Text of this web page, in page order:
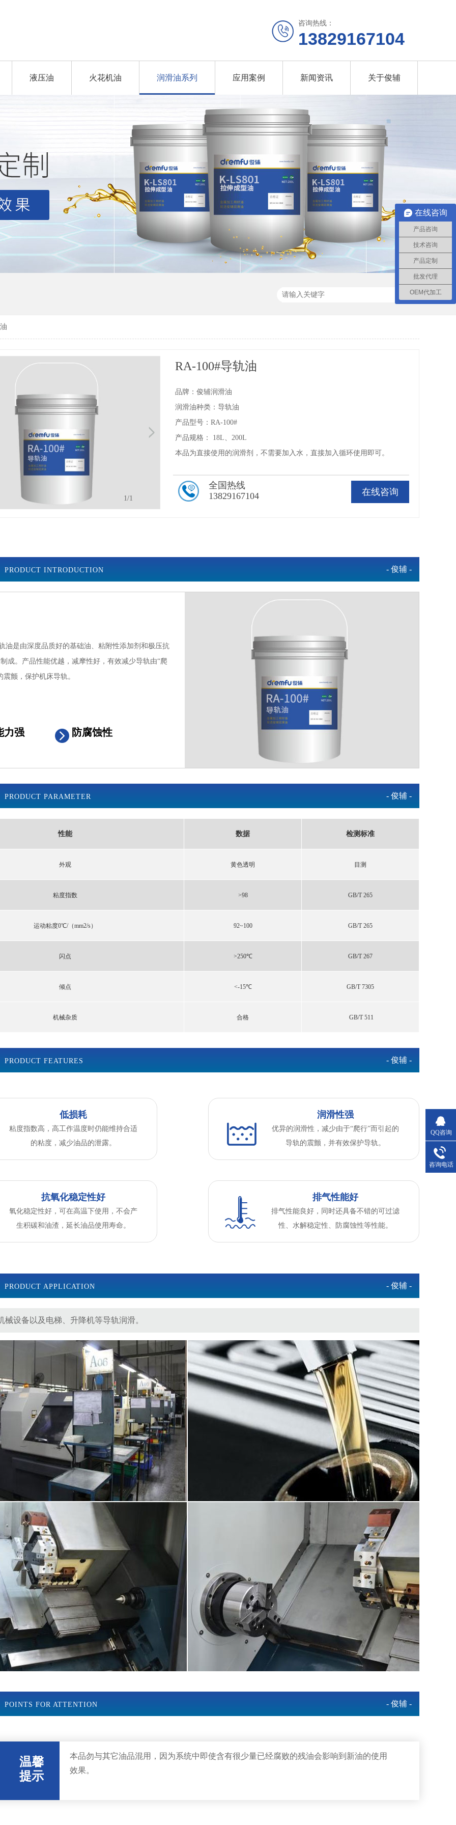
咨询热线：
13829167104
液压油 火花机油 润滑油系列 应用案例 新闻资讯 关于俊辅
1/1
RA-100#导轨油
品牌：俊辅润滑油
润滑油种类：导轨油
产品型号：RA-100#
产品规格： 18L、200L
本品为直接使用的润滑剂，不需要加入水，直接加入循环使用即可。
在线咨询
全国热线
13829167104
PRODUCT INTRODUCTION - 俊辅 -
油是由深度品质好的基础油、粘附性添加剂和极压抗
成。产品性能优越，减摩性好，有效减少导轨由“爬
震颤，保护机床导轨。
力强 防腐蚀性
PRODUCT PARAMETER - 俊辅 -
性能 数据 检测标准
外观 黄色透明 目测
粘度指数 ˃98 GB/T 265
运动粘度0℃/（mm2/s） 92~100 GB/T 265
闪点 ˃250℃ GB/T 267
倾点 <-15℃ GB/T 7305
机械杂质 合格 GB/T 511
PRODUCT FEATURES - 俊辅 -
低损耗
粘度指数高，高工作温度时仍能维持合适
的粘度，减少油品的泄露。
润滑性强
优异的润滑性，减少由于“爬行”而引起的
导轨的震颤，并有效保护导轨。
抗氧化稳定性好
氧化稳定性好，可在高温下使用，不会产
生积碳和油渣，延长油品使用寿命。
排气性能好
排气性能良好，同时还具备不错的可过滤
性、水解稳定性、防腐蚀性等性能。
PRODUCT APPLICATION - 俊辅 -
械设备以及电梯、升降机等导轨润滑。
POINTS FOR ATTENTION - 俊辅 -
温馨
提示
本品勿与其它油品混用，因为系统中即使含有很少量已经腐败的残油会影响到新油的使用
效果。
QQ咨询
咨询电话
在线咨询
产品咨询
技术咨询
产品定制
批发代理
OEM代加工